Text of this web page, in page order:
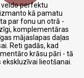
veido perfektu
kā pamatu
par fonu un otrā -
komplementāras
mājaslapas daļas
Reti gadās, kad
krāsu pāri - tā
lieotšanai.